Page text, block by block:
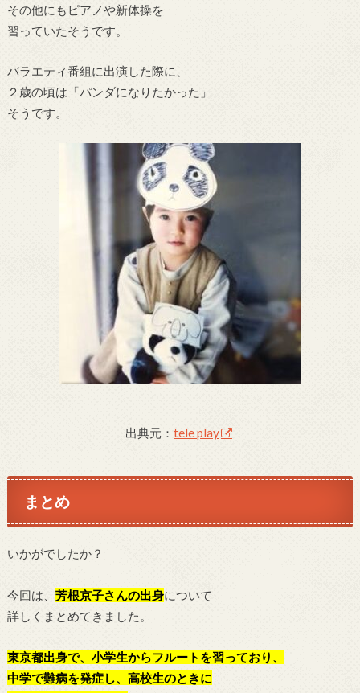
その他にもピアノや新体操を
習っていたそうです。
バラエティ番組に出演した際に、
２歳の頃は「パンダになりたかった」
そうです。
出典元： tele play
まとめ
いかがでしたか？
今回は、 芳根京子さんの出身について
詳しくまとめてきました。
東京都出身で、小学生からフルートを習っており、
中学で難病を発症し、高校生のときに